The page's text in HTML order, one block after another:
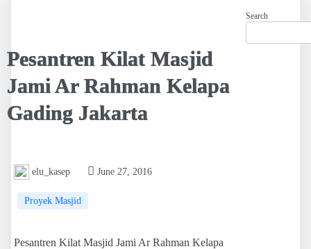
Pesantren Kilat Masjid
Jami Ar Rahman Kelapa
Gading Jakarta
elu_kasep June 27, 2016
Proyek Masjid
Pesantren Kilat Masjid Jami Ar Rahman Kelapa
Search